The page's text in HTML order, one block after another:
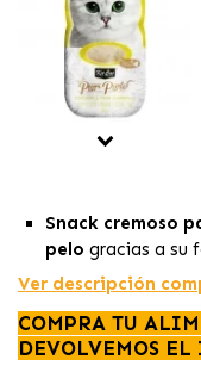
Snack cremoso
pelo gracias a su
Hecho con
ideal para gatos
Enriquecido con
favorece el
Ver descripción
COMPRA TU
DEVOLVEMOS EL